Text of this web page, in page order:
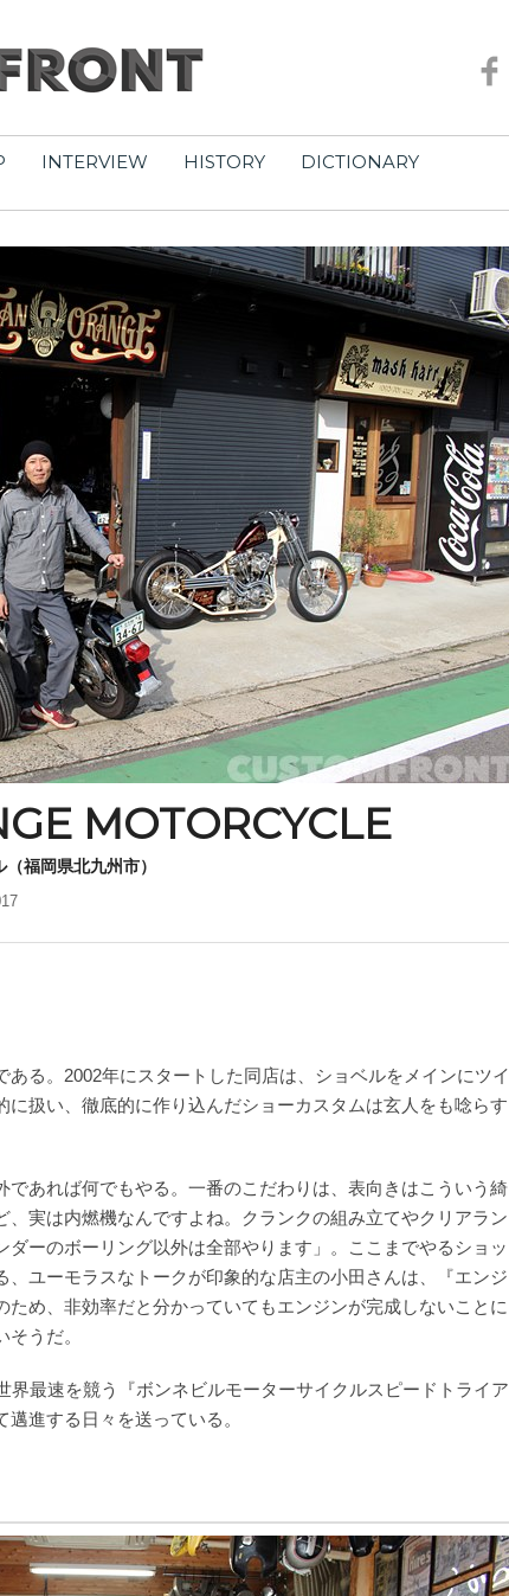
INTERVIEW HISTORY
DICTIONARY
MOTORCYCLE
福岡県北九州市）
る。2002年にスタートした同店は、ショベルをメインにツイ
に扱い、徹底的に作り込んだショーカスタムは玄人をも唸らす
であれば何でもやる。一番のこだわりは、表向きはこういう綺
、実は内燃機なんですよね。クランクの組み立てやクリアラン
ダーのボーリング以外は全部やります」。ここまでやるショッ
、ユーモラスなトークが印象的な店主の小田さんは、『エンジ
ため、非効率だと分かっていてもエンジンが完成しないことに
うだ。
界最速を競う『ボンネビルモーターサイクルスピードトライア
進する日々を送っている。